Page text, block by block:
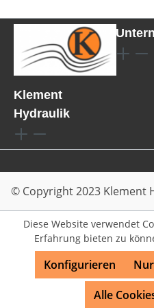
Klement
Hydraulik
© Copyright 2023 Klement
Diese Website verwendet
Erfahrung bieten zu
Konfigurieren
Alle